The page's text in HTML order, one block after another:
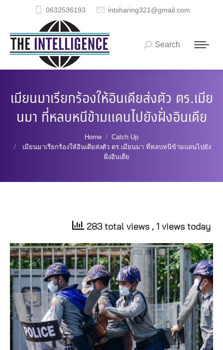
0632536193 intsharing321@gmail.com
Search:
Search
เมียนมาเรียกร้องให้อินเดียส่งตัว ตร.เมีย
นมา ที่หลบหนีข้ามแดนไปยังฝั่งอินเดีย
Home
Catch Up
เมียนมาเรียกร้องให้อินเดียส่งตัว ตร.เมียนมา ที่หลบหนีข้ามแดนไปยัง
ฝั่งอินเดีย
283 total views , 1 views today